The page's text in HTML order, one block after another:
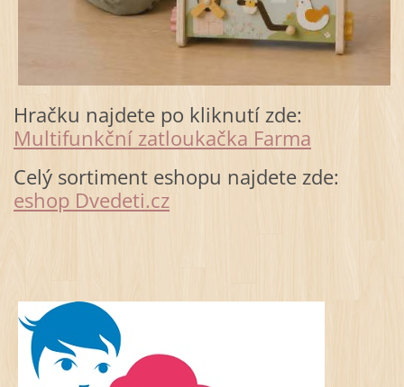
Hračku najdete po kliknutí zde:
Multifunkční zatloukačka Farma
Celý sortiment eshopu najdete zde:
eshop Dvedeti.cz